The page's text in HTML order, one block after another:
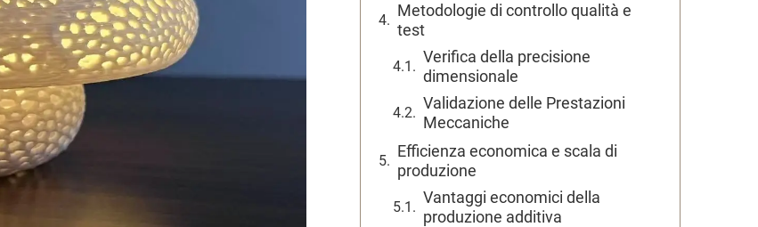
Metodologie di controllo qualità e
test
Verifica della precisione
dimensionale
Validazione delle Prestazioni
Meccaniche
Efficienza economica e scala di
produzione
Vantaggi economici della
produzione additiva